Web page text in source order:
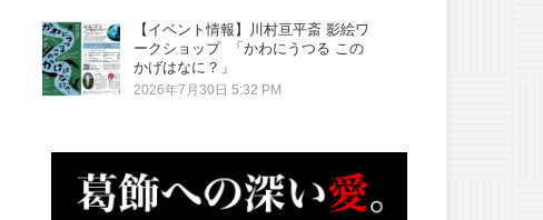
【イベント情報】川村亘平斎 影絵ワ
ークショップ 「かわにうつる この
かげはなに？」
2026年7月30日 5:32 PM